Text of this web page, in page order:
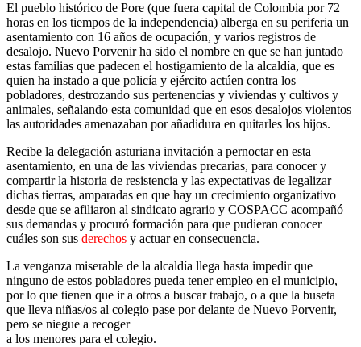
El pueblo histórico de Pore (que fuera capital de Colombia por 72
horas en los tiempos de la independencia) alberga en su periferia un
asentamiento con 16 años de ocupación, y varios registros de
desalojo. Nuevo Porvenir ha sido el nombre en que se han juntado
estas familias que padecen el hostigamiento de la alcaldía, que es
quien ha instado a que policía y ejército actúen contra los
pobladores, destrozando sus pertenencias y viviendas y cultivos y
animales, señalando esta comunidad que en esos desalojos violentos
las autoridades amenazaban por añadidura en quitarles los hijos.
Recibe la delegación asturiana invitación a pernoctar en esta
asentamiento, en una de las viviendas precarias, para conocer y
compartir la historia de resistencia y las expectativas de legalizar
dichas tierras, amparadas en que hay un crecimiento organizativo
desde que se afiliaron al sindicato agrario y COSPACC acompañó
sus demandas y procuró formación para que pudieran conocer
cuáles son sus derechos y actuar en consecuencia.
La venganza miserable de la alcaldía llega hasta impedir que
ninguno de estos pobladores pueda tener empleo en el municipio,
por lo que tienen que ir a otros a buscar trabajo, o a que la buseta
que lleva niñas/os al colegio pase por delante de Nuevo Porvenir,
pero se niegue a recoger
a los menores para el colegio.